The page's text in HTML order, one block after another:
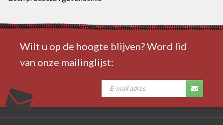
Wilt u op de hoogte blijven? Word lid
van onze mailinglijst: